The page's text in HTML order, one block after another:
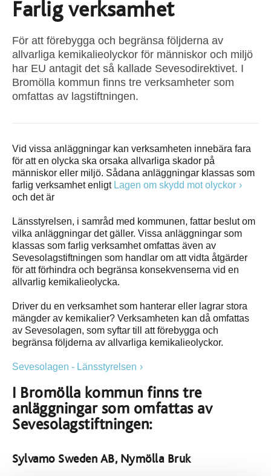
Farlig verksamhet
För att förebygga och begränsa följderna av
allvarliga kemikalieolyckor för människor och miljö
har EU antagit det så kallade Sevesodirektivet. I
Bromölla kommun finns tre verksamheter som
omfattas av lagstiftningen.
Vid vissa anläggningar kan verksamheten innebära fara
för att en olycka ska orsaka allvarliga skador på
människor eller miljö. Sådana anläggningar klassas som
farlig verksamhet enligt Lagen om skydd mot olyckor
och det är
Länsstyrelsen, i samråd med kommunen, fattar beslut om
vilka anläggningar det gäller. Vissa anläggningar som
klassas som farlig verksamhet omfattas även av
Sevesolagstiftningen som handlar om att vidta åtgärder
för att förhindra och begränsa konsekvenserna vid en
allvarlig kemikalieolycka.
Driver du en verksamhet som hanterar eller lagrar stora
mängder av kemikalier? Verksamheten kan då omfattas
av Sevesolagen, som syftar till att förebygga och
begränsa följderna av allvarliga kemikalieolyckor.
Sevesolagen - Länsstyrelsen
I Bromölla kommun finns tre
anläggningar som omfattas av
Sevesolagstiftningen:
Sylvamo Sweden AB, Nymölla Bruk